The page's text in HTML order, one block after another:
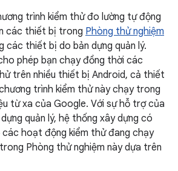
trình kiểm thử đo lường tự động
các thiết bị trong Phòng thử nghiệm
các thiết bị do bản dựng quản lý.
phép bạn chạy đồng thời các
trên nhiều thiết bị Android, cả thiết
trình kiểm thử này chạy trong
từ xa của Google. Với sự hỗ trợ của
quản lý, hệ thống xây dựng có
hoạt động kiểm thử đang chạy
Phòng thử nghiệm này dựa trên